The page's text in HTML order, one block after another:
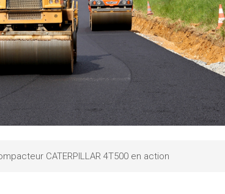
CATERPILLAR 4T500 en action